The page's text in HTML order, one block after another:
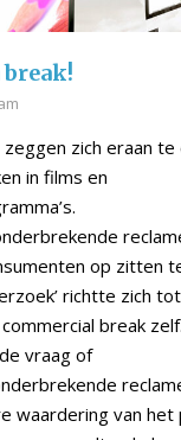
break!
zich eraan te
in films en
op zitten
richtte zich
break
vraag of
waardering van het